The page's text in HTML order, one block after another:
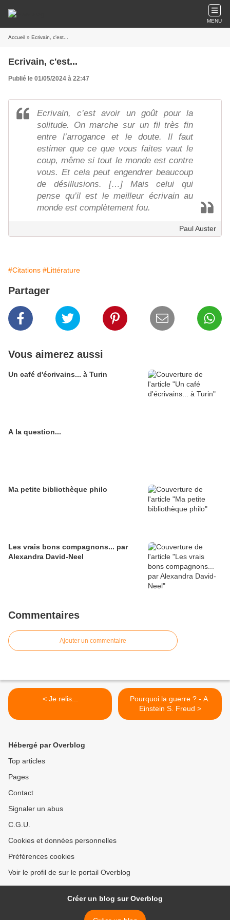
MENU
Accueil » Ecrivain, c'est...
Ecrivain, c'est...
Publié le 01/05/2024 à 22:47
Ecrivain, c’est avoir un goût pour la
solitude. On marche sur un fil très fin
entre l’arrogance et le doute. Il faut
estimer que ce que vous faites vaut le
coup, même si tout le monde est contre
vous. Et cela peut engendrer beaucoup
de désillusions. […] Mais celui qui
pense qu’il est le meilleur écrivain au
monde est complètement fou.
Paul Auster
#Citations #Littérature
Partager
Vous aimerez aussi
Un café d'écrivains... à Turin
A la question...
Ma petite bibliothèque philo
Les vrais bons compagnons... par
Alexandra David-Neel
Commentaires
Ajouter un commentaire
< Je relis...
Pourquoi la guerre ? - A.
Einstein S. Freud >
Hébergé par Overblog
Top articles
Pages
Contact
Signaler un abus
C.G.U.
Cookies et données personnelles
Préférences cookies
Voir le profil de sur le portail Overblog
Créer un blog sur Overblog